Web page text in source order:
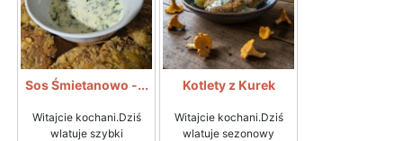
Sos Śmietanowo -...
Witajcie kochani.Dziś
wlatuje szybki
Kotlety z Kurek
Witajcie kochani.Dziś
wlatuje sezonowy